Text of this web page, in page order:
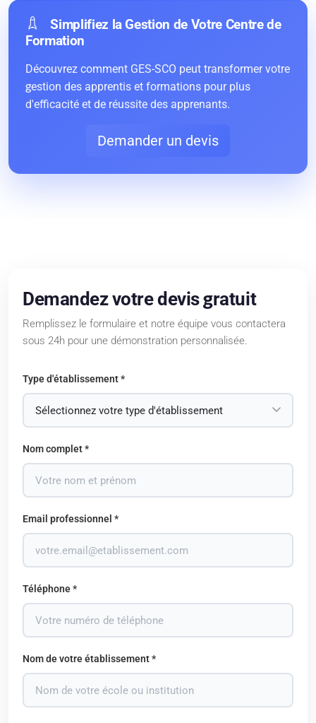
Simplifiez la Gestion de Votre Centre de
Formation
Découvrez comment GES-SCO peut transformer votre
gestion des apprentis et formations pour plus
d'efficacité et de réussite des apprenants.
Demander un devis
Demandez votre devis gratuit
Remplissez le formulaire et notre équipe vous contactera
sous 24h pour une démonstration personnalisée.
Type d'établissement *
Nom complet *
Email professionnel *
Téléphone *
Nom de votre établissement *